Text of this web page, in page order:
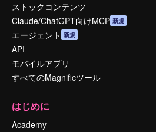
ストックコンテンツ
Claude/ChatGPT向けMCP 新規
エージェント 新規
API
モバイルアプリ
すべてのMagnificツール
はじめに
Academy